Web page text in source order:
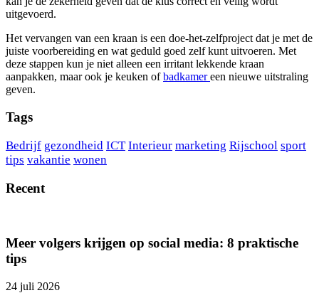
uitgevoerd.
Het vervangen van een kraan is een doe-het-zelfproject dat je met de
juiste voorbereiding en wat geduld goed zelf kunt uitvoeren. Met
deze stappen kun je niet alleen een irritant lekkende kraan
aanpakken, maar ook je keuken ofbadkamereen nieuwe uitstraling
geven.
Tags
Bedrijf gezondheid ICT Interieur marketing Rijschool sport
tips vakantie wonen
Recent
Meer volgers krijgen op social media: 8 praktische
tips
24 juli 2026